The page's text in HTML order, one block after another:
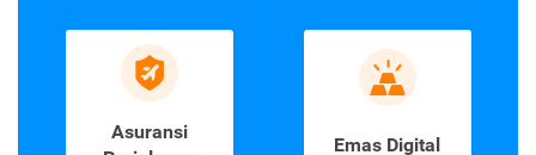
Asuransi
Emas Digital